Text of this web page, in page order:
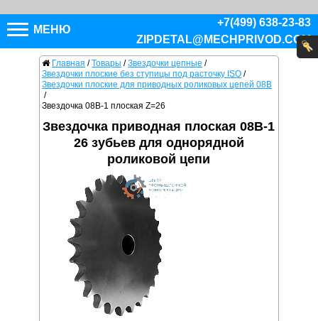
МЕНЮ
+7(499) 638-23-83
ZIPDETAL@MECHPRIVOD.COM
Главная / Товары / Звездочки цепные /
Звездочки плоские без ступицы под расточку ISO /
Звездочки плоские для приводных роликовых цепей 08B
/
Звездочка 08B-1 плоская Z=26
Звездочка приводная плоская 08B-1
26 зубьев для однорядной
роликовой цепи